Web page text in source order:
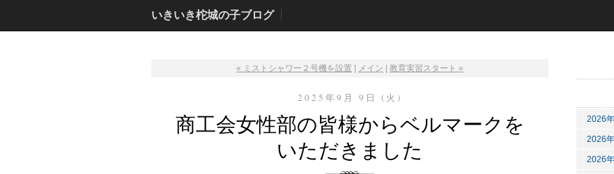
いきいき柁城の子ブログ
« ミストシャワー２号機を設置 メイン 教育実習スタート »
2025年9月 9日 (火)
商工会女性部の皆様からベルマークを
いただきました
2026
2026
2026